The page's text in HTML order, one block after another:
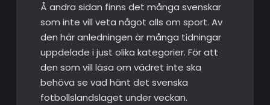
Å andra sidan finns det många svenskar
som inte vill veta något alls om sport. Av
den här anledningen är många tidningar
uppdelade i just olika kategorier. För att
den som vill läsa om vädret inte ska
behöva se vad hänt det svenska
fotbollslandslaget under veckan.